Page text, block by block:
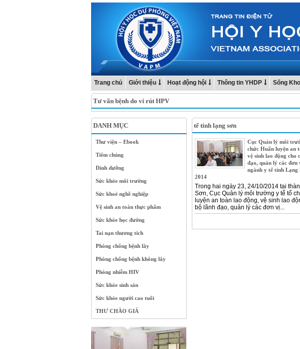
Trang chủ Giới thiệu Hoạt động hội Thông tin YHDP Sống
Tư vấn bệnh do vi rút HPV
DANH MỤC
Thư viện – Ebook
Tiêm chủng
Dinh dưỡng
Sức khỏe môi trường
Sức khoẻ nghề nghiệp
Vệ sinh an toàn thực phẩm
Sức khỏe học đường
Tai nạn thương tích
Phòng chống bệnh lây
Phòng chống bệnh không lây
Phòng nhiễm HIV
Sức khỏe sinh sản
Sức khỏe người cao tuổi
THƯ CHÀO GIÁ
tế tỉnh lạng sơn
Cục Quản lý môi
chức Huấn luyện an
vệ sinh lao động cho
đạo, quản lý các đơn
ngành y tế tỉnh Lạng
2014
Trong hai ngày 23, 24/10/2014 tại
Sơn, Cục Quản lý môi trường y tế tổ
luyện an toàn lao động, vệ sinh lao
bộ lãnh đạo, quản lý các đơn vị...